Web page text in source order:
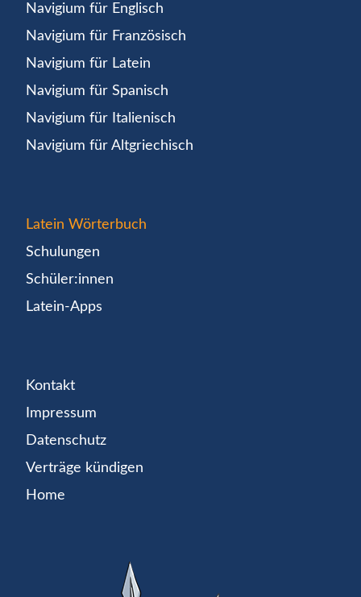
Navigium für Englisch
Navigium für Französisch
Navigium für Latein
Navigium für Spanisch
Navigium für Italienisch
Navigium für Altgriechisch
Latein Wörterbuch
Schulungen
Schüler:innen
Latein-Apps
Kontakt
Impressum
Datenschutz
Verträge kündigen
Home